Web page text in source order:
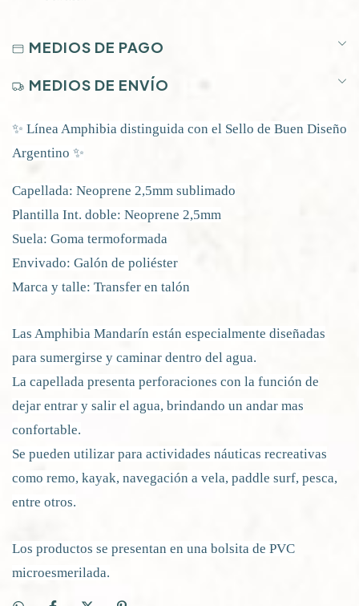
MEDIOS DE PAGO
MEDIOS DE ENVÍO
✨ Línea Amphibia distinguida con el Sello de Buen Diseño
Argentino ✨
Capellada: Neoprene 2,5mm sublimado
Plantilla Int. doble: Neoprene 2,5mm
Suela: Goma termoformada
Envivado: Galón de poliéster
Marca y talle: Transfer en talón
Las Amphibia Mandarín están especialmente diseñadas
para sumergirse y caminar dentro del agua.
La capellada presenta perforaciones con la función de
dejar entrar y salir el agua, brindando un andar mas
confortable.
Se pueden utilizar para actividades náuticas recreativas
como remo, kayak, navegación a vela, paddle surf, pesca,
entre otros.
Los productos se presentan en una bolsita de PVC
microesmerilada.